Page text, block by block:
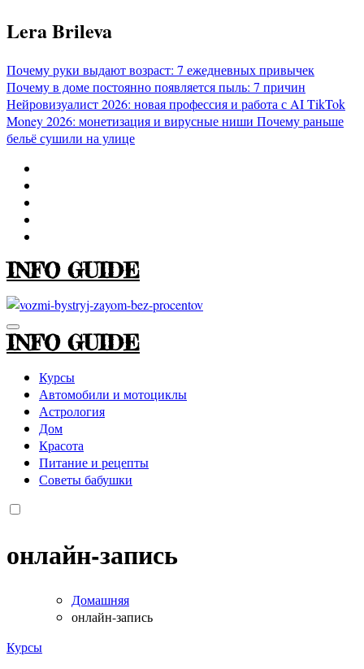
Перейти
к
Lera Brileva
Почему руки выдают возраст: 7 ежедневных привычек
Почему в доме постоянно появляется пыль: 7 причин
Нейровизуалист 2026: новая профессия и работа с AITikTok
Money 2026: монетизация и вирусные ниши Почему раньше
бельё сушили на улице
INFO GUIDE
INFO GUIDE
Курсы
Автомобили и мотоциклы
Астрология
Дом
Красота
Питание и рецепты
Советы бабушки
онлайн-запись
Домашняя
онлайн-запись
Курсы